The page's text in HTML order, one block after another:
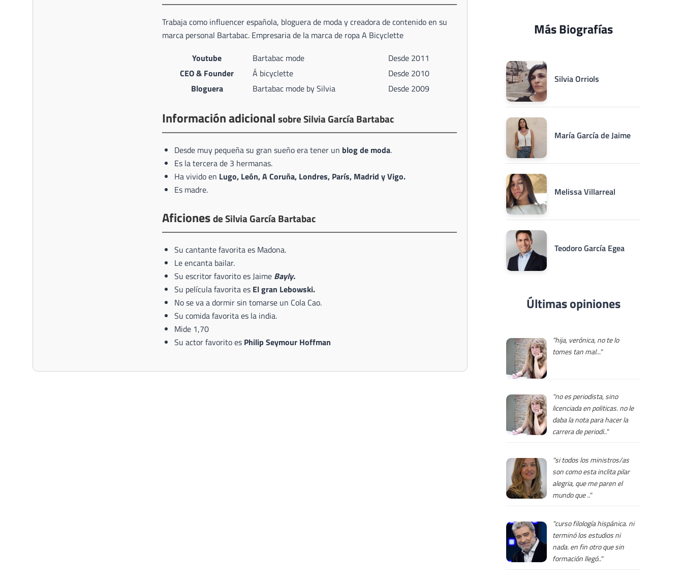
Trabaja como influencer española, bloguera de moda y creadora de contenido en su
marca personal Bartabac. Empresaria de la marca de ropa A Bicyclette
Youtube
Bartabac mode
Desde 2011
CEO & Founder
Á bicyclette
Desde 2010
Bloguera
Bartabac mode by Silvia Desde 2009
Información adicional sobre Silvia García Bartabac
Desde muy pequeña su gran sueño era tener un blog de moda.
Es la tercera de 3 hermanas.
Ha vivido en Lugo, León, A Coruña, Londres, París, Madrid y Vigo.
Es madre.
Aficionesde Silvia García Bartabac
Su cantante favorita es Madona.
Le encanta bailar.
Su escritor favorito es Jaime Bayly.
Su película favorita es El gran Lebowski.
No se va a dormir sin tomarse un Cola Cao.
Su comida favorita es la india.
Mide 1,70
Su actor favorito es Philip Seymour Hoffman
Más Biografías
Silvia Orriols
María García de Jaime
Melissa Villarreal
Teodoro García Egea
Últimas opiniones
"hija, verónica, no te lo
tomes tan mal..."
"no es periodista, sino
licenciada en politicas. no le
daba la nota para hacer la
carrera de periodi.."
"si todos los ministros/as
son como esta inclita pilar
alegria, que me paren el
mundo que .."
"curso filología hispánica. ni
terminó los estudios ni
nada. en fin otro que sin
formación llegó.."